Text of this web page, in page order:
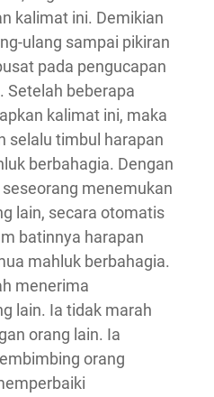
kalimat ini. Demikian
ulang sampai pikiran
pada pengucapan
Setelah beberapa
kalimat ini, maka
selalu timbul harapan
berbahagia. Dengan
menemukan
lain, secara otomatis
batinnya harapan
mahluk berbahagia.
menerima
lain. Ia tidak marah
orang lain. Ia
orang